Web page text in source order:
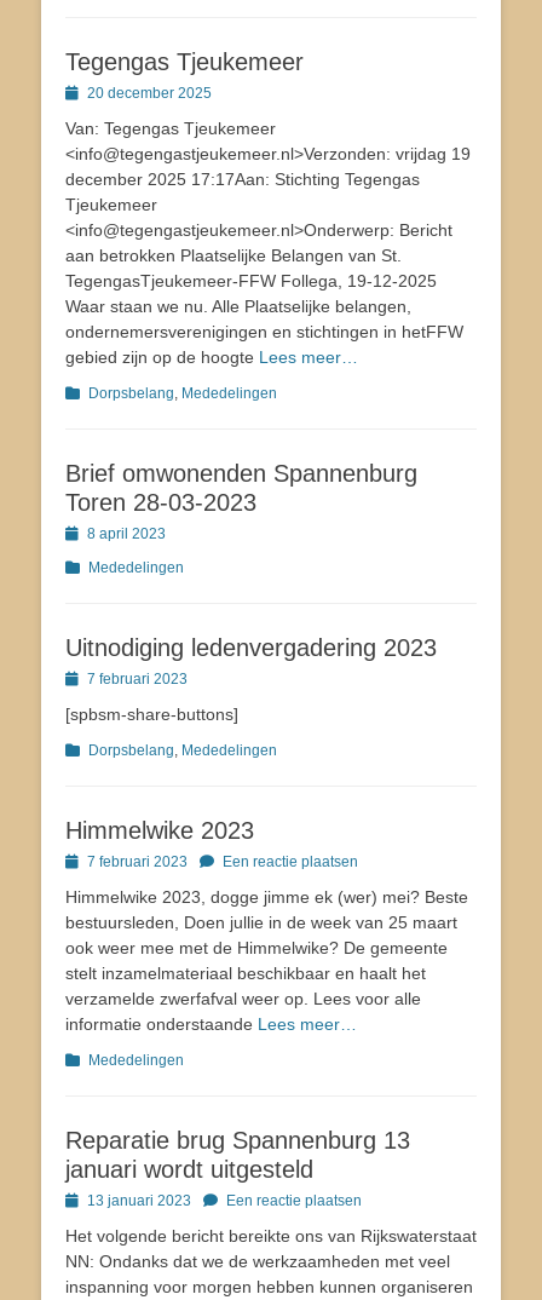
Tegengas Tjeukemeer
Geplaatst
20 december 2025
Van: Tegengas Tjeukemeer
<info@tegengastjeukemeer.nl>Verzonden: vrijdag 19
december 2025 17:17Aan: Stichting Tegengas
Tjeukemeer
<info@tegengastjeukemeer.nl>Onderwerp: Bericht
aan betrokken Plaatselijke Belangen van St.
TegengasTjeukemeer-FFW Follega, 19-12-2025
Waar staan we nu. Alle Plaatselijke belangen,
ondernemersverenigingen en stichtingen in hetFFW
gebied zijn op de hoogte Lees meer…
Categorieën
Dorpsbelang, Mededelingen
Brief omwonenden Spannenburg
Toren 28-03-2023
Geplaatst
8 april 2023
Categorieën
Mededelingen
Uitnodiging ledenvergadering 2023
Geplaatst
7 februari 2023
[spbsm-share-buttons]
Categorieën
Dorpsbelang, Mededelingen
Himmelwike 2023
Geplaatst
7 februari 2023 Een reactie plaatsen
Himmelwike 2023, dogge jimme ek (wer) mei? Beste
bestuursleden, Doen jullie in de week van 25 maart
ook weer mee met de Himmelwike? De gemeente
stelt inzamelmateriaal beschikbaar en haalt het
verzamelde zwerfafval weer op. Lees voor alle
informatie onderstaande Lees meer…
Categorieën
Mededelingen
Reparatie brug Spannenburg 13
januari wordt uitgesteld
Geplaatst
13 januari 2023 Een reactie plaatsen
Het volgende bericht bereikte ons van Rijkswaterstaat
NN: Ondanks dat we de werkzaamheden met veel
inspanning voor morgen hebben kunnen organiseren